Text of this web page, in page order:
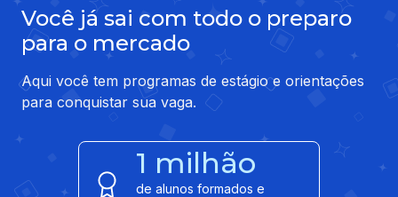
Você já sai com todo o preparo
para o mercado
Aqui você tem programas de estágio e orientações
para conquistar sua vaga.
1 milhão
de alunos formados e